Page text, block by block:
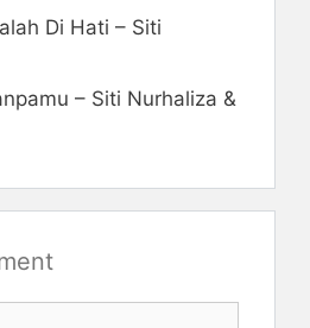
Di Hati – Siti
– Siti Nurhaliza &